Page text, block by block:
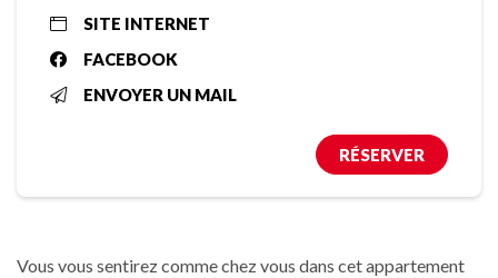
SITE INTERNET
FACEBOOK
ENVOYER UN MAIL
RÉSERVER
Vous vous sentirez comme chez vous dans cet appartement